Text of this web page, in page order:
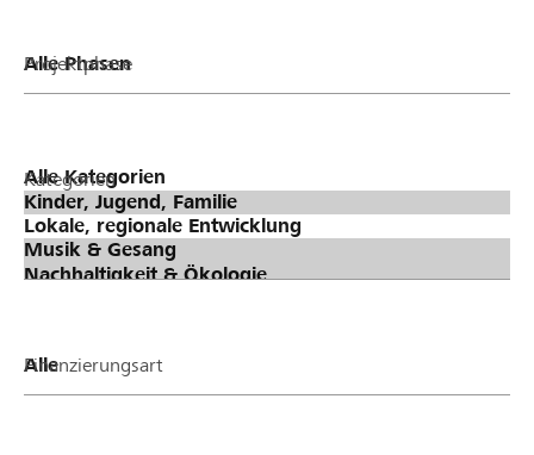
Projektphase
Kategorien
Finanzierungsart